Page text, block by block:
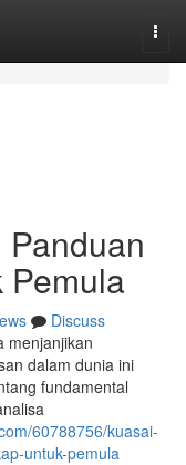
Pemula
Discuss
menjanjikan
dalam dunia ini
fundamental
60788756/kuasai-
untuk-pemula